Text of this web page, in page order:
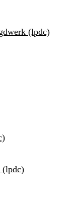
(lpdc)
(lpdc)